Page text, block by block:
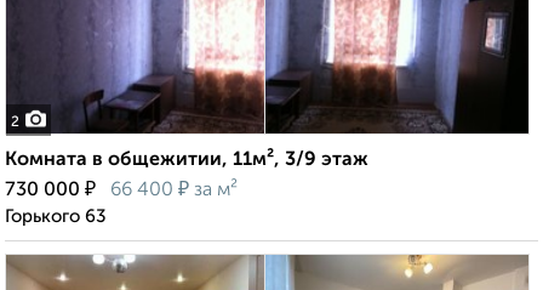
2
Комната в общежитии, 11м², 3/9 этаж
730 000 ₽ 66 400 ₽ за м²
Горького 63